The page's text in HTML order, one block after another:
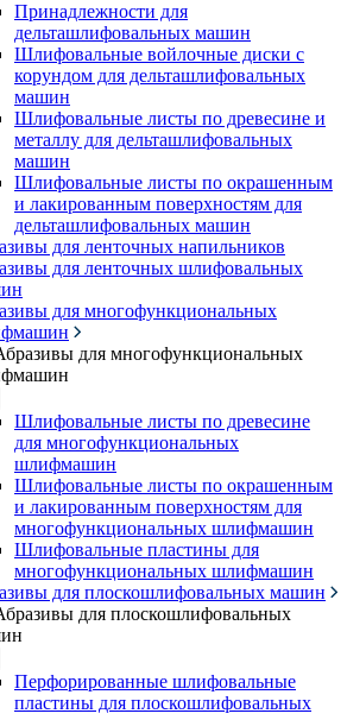
Принадлежности для
дельташлифовальных машин
Шлифовальные войлочные диски с
корундом для дельташлифовальных
машин
Шлифовальные листы по древесине и
металлу для дельташлифовальных
машин
Шлифовальные листы по окрашенным
и лакированным поверхностям для
дельташлифовальных машин
для ленточных напильников
для ленточных шлифовальных
для многофункциональных
для многофункциональных
Шлифовальные листы по древесине
для многофункциональных
шлифмашин
Шлифовальные листы по окрашенным
и лакированным поверхностям для
многофункциональных шлифмашин
Шлифовальные пластины для
многофункциональных шлифмашин
для плоскошлифовальных машин
для плоскошлифовальных
Перфорированные шлифовальные
пластины для плоскошлифовальных